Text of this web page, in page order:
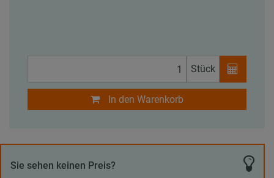
Stück
In den Warenkorb
Sie sehen keinen Preis?